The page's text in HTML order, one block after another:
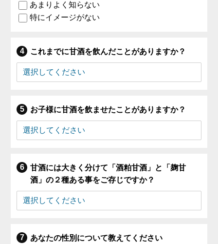
あまりよく知らない
特にイメージがない
これまでに甘酒を飲んだことがありますか？
お子様に甘酒を飲ませたことがありますか？
甘酒には大きく分けて「酒粕甘酒」と「麹甘
酒」の２種ある事をご存じですか？
あなたの性別について教えてください